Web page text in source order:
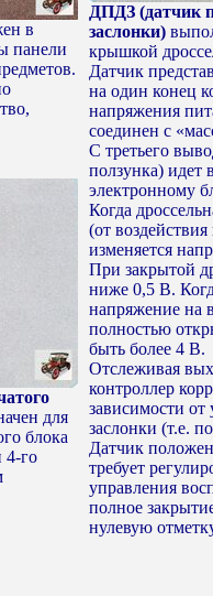
в
панели
для
блока
4-го
ДПДЗ (датчик
заслонки)
крышкой
Датчик
на один конец
напряжения
соединен с
С третьего
ползунка) идет
электронному
Когда
(от
изменяется
При закрытой
ниже 0,5 В.
напряжение на
полностью
быть более 4 В.
Отслеживая
контроллер
зависимости от
заслонки (т.е.
Датчик
требует
управления
полное
нулевую